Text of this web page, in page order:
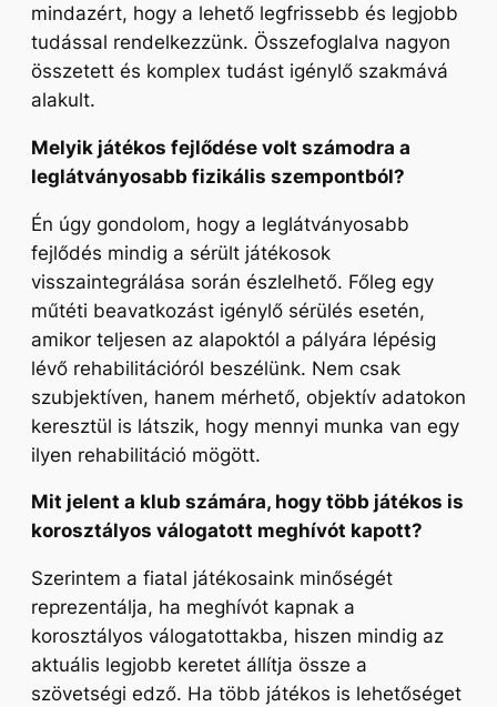
mindazért, hogy a lehető legfrissebb és legjobb
tudással rendelkezzünk. Összefoglalva nagyon
összetett és komplex tudást igénylő szakmává
alakult.
Melyik játékos fejlődése volt számodra a
leglátványosabb fizikális szempontból?
Én úgy gondolom, hogy a leglátványosabb
fejlődés mindig a sérült játékosok
visszaintegrálása során észlelhető. Főleg egy
műtéti beavatkozást igénylő sérülés esetén,
amikor teljesen az alapoktól a pályára lépésig
lévő rehabilitációról beszélünk. Nem csak
szubjektíven, hanem mérhető, objektív adatokon
keresztül is látszik, hogy mennyi munka van egy
ilyen rehabilitáció mögött.
Mit jelent a klub számára, hogy több játékos is
korosztályos válogatott meghívót kapott?
Szerintem a fiatal játékosaink minőségét
reprezentálja, ha meghívót kapnak a
korosztályos válogatottakba, hiszen mindig az
aktuális legjobb keretet állítja össze a
szövetségi edző. Ha több játékos is lehetőséget